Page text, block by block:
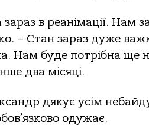
зараз в реанімації. Нам
– Стан зараз дуже
Нам буде потрібна ще
два місяці.
дякує усім
одужає.